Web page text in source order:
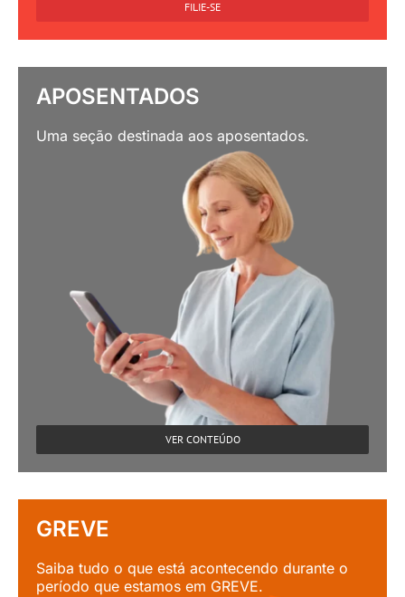
FILIE-SE
APOSENTADOS
Uma seção destinada aos aposentados.
VER CONTEÚDO
GREVE
Saiba tudo o que está acontecendo durante o
período que estamos em GREVE.